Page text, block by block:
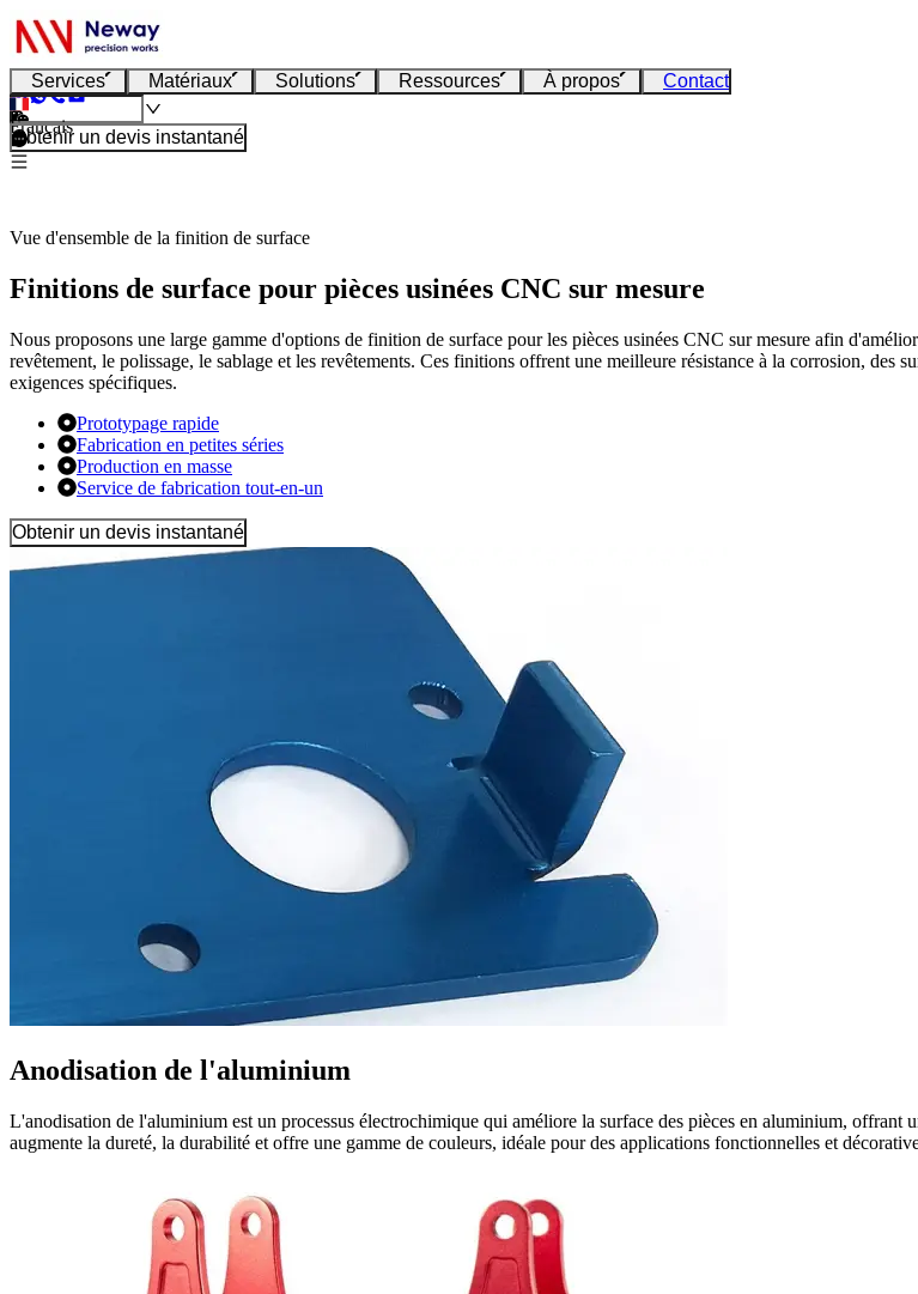
Services Matériaux Solutions Ressources À propos Contact
Français
Obtenir un devis instantané
Vue d'ensemble de la finition de surface
Finitions de surface pour pièces usinées CNC sur mesure
Nous proposons une large gamme d'options de finition de surface pour les pièces usinées CNC sur mesure afin
revêtement, le polissage, le sablage et les revêtements. Ces finitions offrent une meilleure résistance à la corrosion, des
exigences spécifiques.
Prototypage rapide
Fabrication en petites séries
Production en masse
Service de fabrication tout-en-un
Obtenir un devis instantané
Anodisation de l'aluminium
L'anodisation de l'aluminium est un processus électrochimique qui améliore la surface des pièces en aluminium, offrant
augmente la dureté, la durabilité et offre une gamme de couleurs, idéale pour des applications fonctionnelles et